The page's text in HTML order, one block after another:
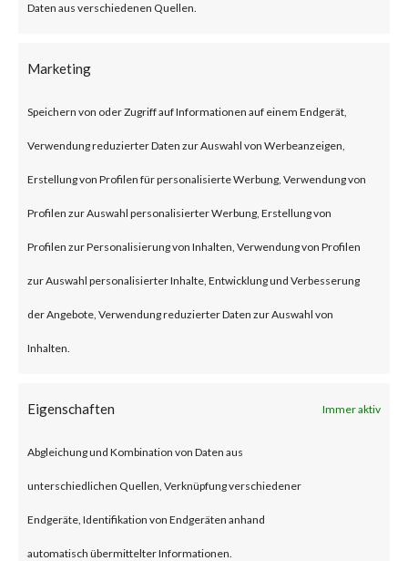
Daten aus verschiedenen Quellen.
Marketing
Speichern von oder Zugriff auf Informationen auf einem Endgerät,
Verwendung reduzierter Daten zur Auswahl von Werbeanzeigen,
Erstellung von Profilen für personalisierte Werbung, Verwendung von
Profilen zur Auswahl personalisierter Werbung, Erstellung von
Profilen zur Personalisierung von Inhalten, Verwendung von Profilen
zur Auswahl personalisierter Inhalte, Entwicklung und Verbesserung
der Angebote, Verwendung reduzierter Daten zur Auswahl von
Inhalten.
Eigenschaften Immer aktiv
Abgleichung und Kombination von Daten aus
unterschiedlichen Quellen, Verknüpfung verschiedener
Endgeräte, Identifikation von Endgeräten anhand
automatisch übermittelter Informationen.
execution or cause a denial-of-
Google initially identified this as
a Chrome vulnerability and
assigned it CVE-2023-4863. It
turns out that the vulnerability
affects the libwebp library,
which has broader impact
beyond Chrome. This prompted
Google to assign a new CVE
vulnerability. The CVSS score
has also been raised accordingly
from 8.8 to 10.
Why is this Significant?